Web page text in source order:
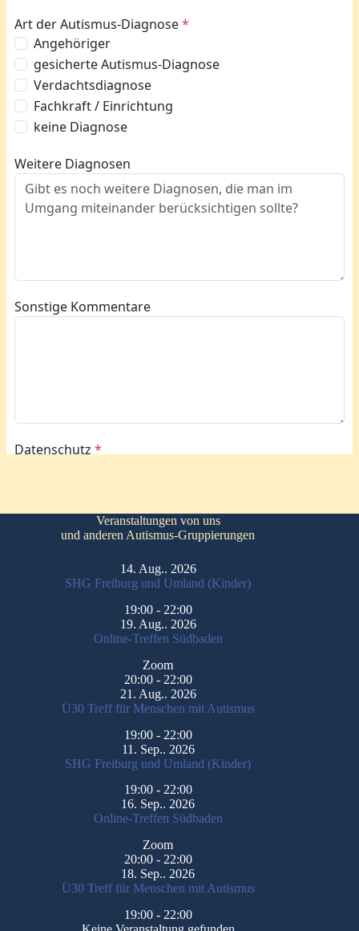
Veranstaltungen von uns
und anderen Autismus-Gruppierungen
14. Aug.. 2026
SHG Freiburg und Umland (Kinder)
19:00- 22:00
19. Aug.. 2026
Online-Treffen Südbaden
Zoom
20:00- 22:00
21. Aug.. 2026
Ü30 Treff für Menschen mit Autismus
19:00- 22:00
11. Sep.. 2026
SHG Freiburg und Umland (Kinder)
19:00- 22:00
16. Sep.. 2026
Online-Treffen Südbaden
Zoom
20:00- 22:00
18. Sep.. 2026
Ü30 Treff für Menschen mit Autismus
19:00- 22:00